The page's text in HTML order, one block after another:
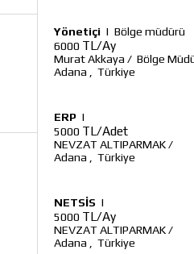
Yönetiçi | Bölge müdürü
6000 TL/Ay
Murat Akkaya / Bölge
Adana
Türkiye
ERP |
5000 TL/Adet
NEVZAT ALTIPARMAK/
Adana
Türkiye
NETSİS |
5000 TL/Ay
NEVZAT ALTIPARMAK/
Adana
Türkiye